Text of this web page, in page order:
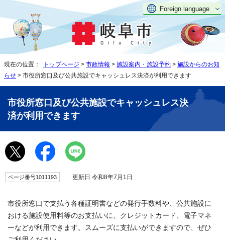
Foreign language
現在の位置： トップページ > 市政情報 > 施設案内・施設予約 > 施設からのお知
らせ > 市役所窓口及び公共施設でキャッシュレス決済が利用できます
市役所窓口及び公共施設でキャッシュレス決
済が利用できます
ページ番号1011193 更新日 令和8年7月1日
市役所窓口で支払う各種証明書などの発行手数料や、公共施設に
おける施設使用料等のお支払いに、クレジットカード、電子マネ
ーなどが利用できます。スムーズに支払いができますので、ぜひ